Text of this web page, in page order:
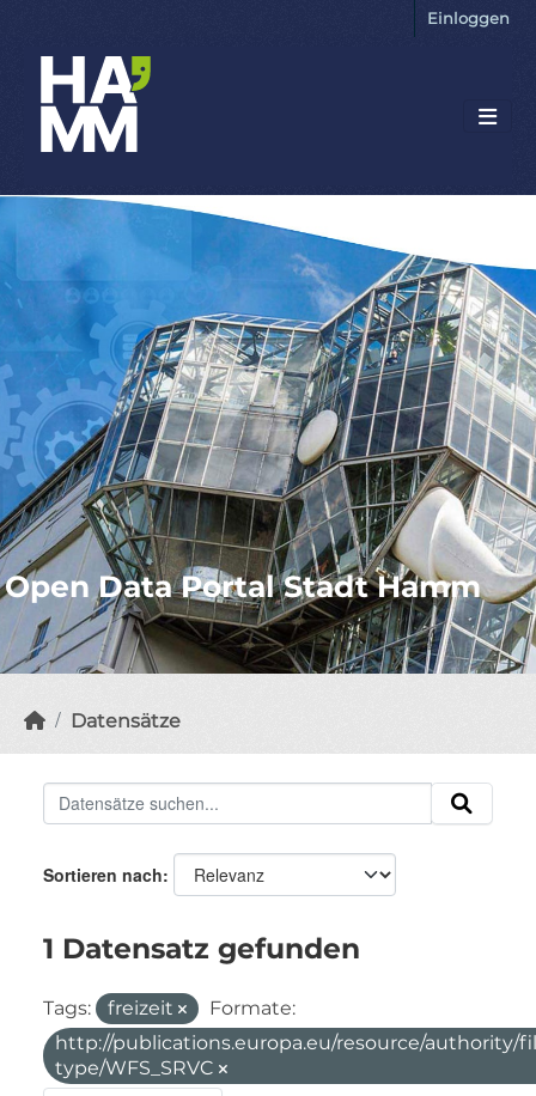
Einloggen
Open Data Portal Stadt Hamm
Datensätze
Sortieren nach
1 Datensatz gefunden
Tags: freizeit
Formate:
http://publications.europa.eu/resource/authority/
type/WFS_SRVC